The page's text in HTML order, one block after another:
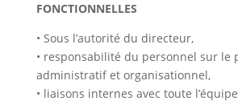
FONCTIONNELLES
• Sous l’autorité du directeur,
• responsabilité du personnel sur le
administratif et organisationnel,
• liaisons internes avec toute